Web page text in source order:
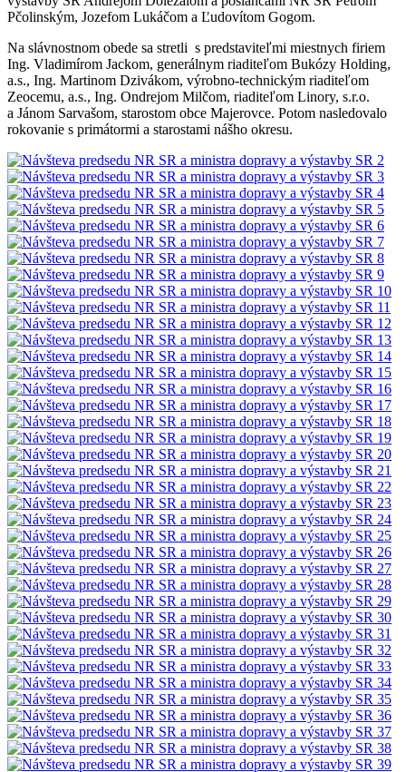
Pčolinským, Jozefom Lukáčom a Ľudovítom Gogom.
Na slávnostnom obede sa stretli s predstaviteľmi miestnych firiem
Ing. Vladimírom Jackom, generálnym riaditeľom Bukózy Holding,
a.s., Ing. Martinom Dzivákom, výrobno-technickým riaditeľom
Zeocemu, a.s., Ing. Ondrejom Milčom, riaditeľom Linory, s.r.o.
a Jánom Sarvašom, starostom obce Majerovce. Potom nasledovalo
rokovanie s primátormi a starostami nášho okresu.